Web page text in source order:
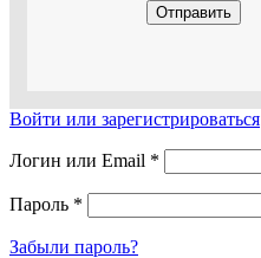
Войти или зарегистрироваться
Логин или Email *
Пароль *
Забыли пароль?